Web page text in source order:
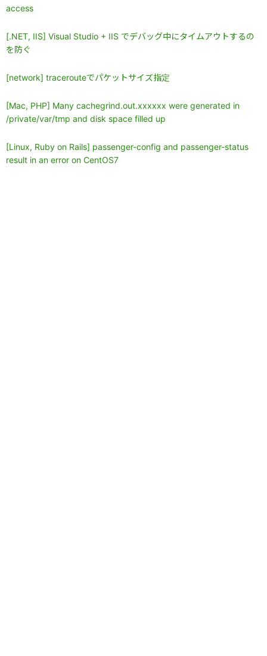
access
[.NET, IIS] Visual Studio + IIS でデバッグ中にタイムアウトするの
を防ぐ
[network] tracerouteでパケットサイズ指定
[Mac, PHP] Many cachegrind.out.xxxxxx were generated in
/private/var/tmp and disk space filled up
[Linux, Ruby on Rails] passenger-config and passenger-status
result in an error on CentOS7